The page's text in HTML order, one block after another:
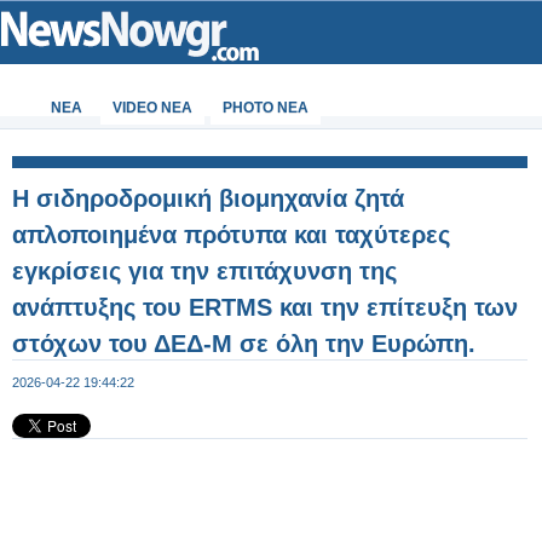
ΝΕΑ VIDEO NEA PHOTO NEA
Η σιδηροδρομική βιομηχανία ζητά
απλοποιημένα πρότυπα και ταχύτερες
εγκρίσεις για την επιτάχυνση της
ανάπτυξης του ERTMS και την επίτευξη των
στόχων του ΔΕΔ-Μ σε όλη την Ευρώπη.
2026-04-22 19:44:22